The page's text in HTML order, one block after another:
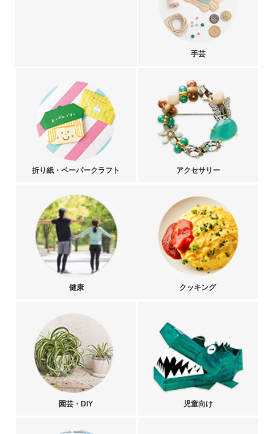
手芸
折り紙・ペーパークラフト アクセサリー
健康 クッキング
園芸・DIY 児童向け